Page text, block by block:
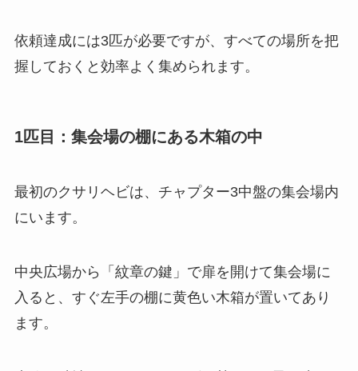
依頼達成には3匹が必要ですが、すべての場所を把
握しておくと効率よく集められます。
1匹目：集会場の棚にある木箱の中
最初のクサリヘビは、チャプター3中盤の集会場内
にいます。
中央広場から「紋章の鍵」で扉を開けて集会場に
入ると、すぐ左手の棚に黄色い木箱が置いてあり
ます。